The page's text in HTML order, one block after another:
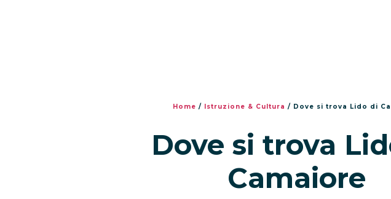
Home / Istruzione & Cultura / Dove si trova Lido di
Dove si trova
Camaiore